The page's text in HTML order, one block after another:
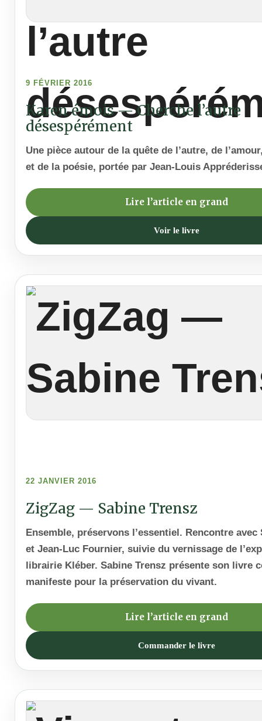
9 FÉVRIER 2016
Karen émois — Cherche l’autre
désespérément
Une pièce autour de la quête de l’autre, de
et de la poésie, portée par Jean-Louis
Lire l’article en grand
Voir le livre
22 JANVIER 2016
ZigZag — Sabine Trensz
Ensemble, préservons l’essentiel. Rencontre avec
et Jean-Luc Fournier, suivie du vernissage de
librairie Kléber. Sabine Trensz présente son livre
manifeste pour la préservation du vivant.
Lire l’article en grand
Commander le livre